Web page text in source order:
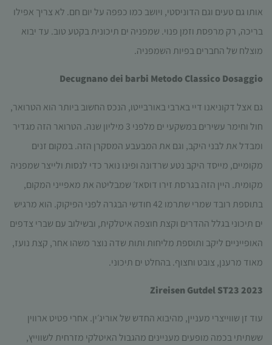
אותו גם טעים וגם הדוניסטי, ויושב כמו כפפה על יום חם. לא צריך אפילו
בריכה, רק מרפסת וזמן פנוי. שמפניה ים תיכונית בקטע טוב. עד יבוא
מוצלח של החברים בפיות השמפניה.
Decugnano dei barbi Metodo Classico Dosaggio
גם אצל דקוניאנו דיי בארבי באורבייטו, הנכס החשוב ביותר הוא הטרואר,
חול וחימר עשירים במשקעי ים מלפני 3 מיליון שנה. הטרואר הזה מגדיר
ומבדל את לבני היקב, וגם את המבעבע המסקרן הזה. במקום זנים
מקומיים, מייסד היקב נטע שרדונה ופינו נואר כדי לנסות ולייצר שמפניה
מקומית. היין הזה בגרסת זירו דוסאז׳ שמבליטה את מאפייני המקום,
בתוספת רובד שמרי שתרמו 42 חודשי הבגרה לפני הפיקוק. הוא מרגיש
ים תיכוני בגלל ההדרים וקצת חוצפה איטלקית, ובשילוב עם שברי צדפים
האופייניים ליקב ותוספת מליחות ותות שדה נוצר משהו אחר, קצת נועז,
מאוד מרענן, צובט וחצוף. בהחלט ים תיכוני.
Zireisen Gutdel ST23 2023
עוד זן שווייצרי מעניין, מהיבוא החדש של אוריג׳ין. אחרי פטיט ארווין
ששתיתי בכמה מופעים מעניינים מהגבול האיטלקי מזרחית לשווייץ,
להיעלם.
על ידי
העניין
וההתנהגות
ביקורך
באתר,
ההזדמנות
לראות
והצעות
מותאמות